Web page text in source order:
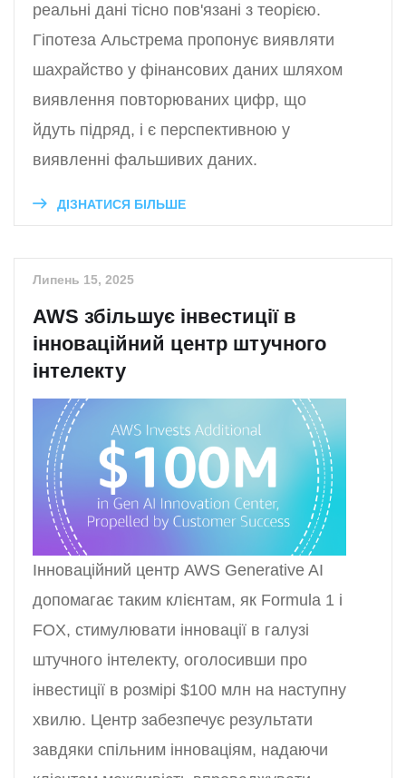
реальні дані тісно пов'язані з теорією.
Гіпотеза Альстрема пропонує виявляти
шахрайство у фінансових даних шляхом
виявлення повторюваних цифр, що
йдуть підряд, і є перспективною у
виявленні фальшивих даних.
ДІЗНАТИСЯ БІЛЬШЕ
Липень 15, 2025
AWS збільшує інвестиції в
інноваційний центр штучного
інтелекту
Інноваційний центр AWS Generative AI
допомагає таким клієнтам, як Formula 1 і
FOX, стимулювати інновації в галузі
штучного інтелекту, оголосивши про
інвестиції в розмірі $100 млн на наступну
хвилю. Центр забезпечує результати
завдяки спільним інноваціям, надаючи